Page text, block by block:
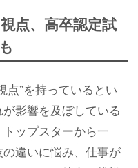
点、高卒認定試
”を持っているとい
影響を及ぼしている
ップスターから一
違いに悩み、仕事が